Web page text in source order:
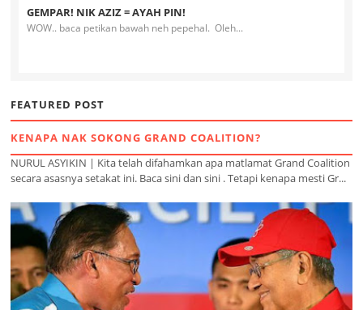
GEMPAR! NIK AZIZ = AYAH PIN!
WOW.. baca petikan bawah neh pepehal. Oleh...
FEATURED POST
KENAPA NAK SOKONG GRAND COALITION?
NURUL ASYIKIN | Kita telah difahamkan apa matlamat Grand Coalition
secara asasnya setakat ini. Baca sini dan sini . Tetapi kenapa mesti Gr...